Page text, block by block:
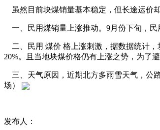
虽然目前块煤销量基本稳定，但长途运价
一、民用煤销量上涨推动。9月份下旬，民
二、民用 煤价 格上涨刺激，据数据统计，
20%。且当地块煤价格仍有上涨之势，为了
三、天气原因，近期北方多雨雪天气，公
场）
发布人：